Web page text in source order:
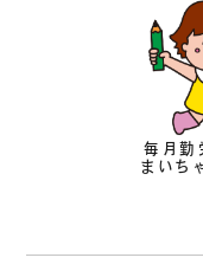
毎月勤
まいち